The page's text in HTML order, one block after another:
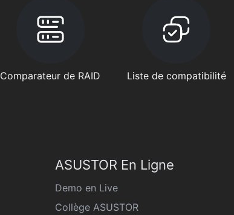
Comparateur de RAID Liste de compatibilité
ASUSTOR En Ligne
Demo en Live
Collège ASUSTOR